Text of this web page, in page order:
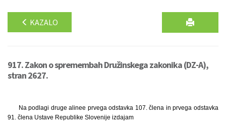
KAZALO
917. Zakon o spremembah Družinskega zakonika (DZ-A),
stran 2627.
Na podlagi druge alinee prvega odstavka 107. člena in prvega odstavka
91. člena Ustave Republike Slovenije izdajam